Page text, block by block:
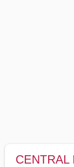
CENTRAL